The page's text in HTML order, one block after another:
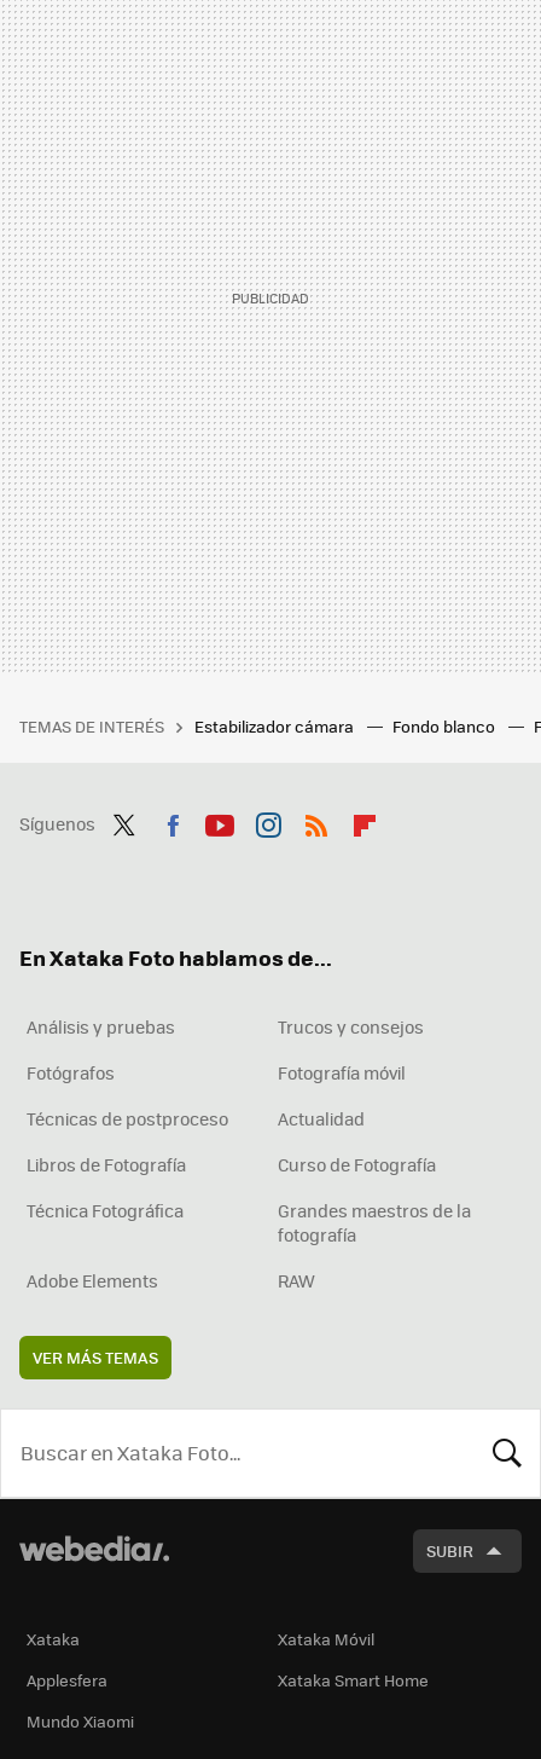
TEMAS DE INTERÉS Estabilizador cámara Fondo blanco
Síguenos
En Xataka Foto hablamos de...
Análisis y pruebas
Trucos y consejos
Fotógrafos
Fotografía móvil
Técnicas de postproceso
Actualidad
Libros de Fotografía
Curso de Fotografía
Técnica Fotográfica
Grandes maestros de la
fotografía
Adobe Elements
RAW
VER MÁS TEMAS
SUBIR
Xataka
Xataka Móvil
Applesfera
Xataka Smart Home
Mundo Xiaomi